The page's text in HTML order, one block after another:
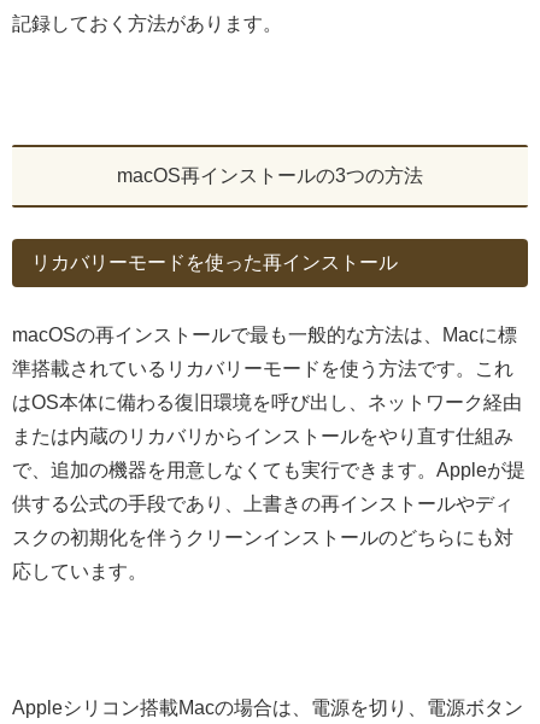
記録しておく方法があります。
macOS再インストールの3つの方法
リカバリーモードを使った再インストール
macOSの再インストールで最も一般的な方法は、Macに標
準搭載されているリカバリーモードを使う方法です。これ
はOS本体に備わる復旧環境を呼び出し、ネットワーク経由
または内蔵のリカバリからインストールをやり直す仕組み
で、追加の機器を用意しなくても実行できます。Appleが提
供する公式の手段であり、上書きの再インストールやディ
スクの初期化を伴うクリーンインストールのどちらにも対
応しています。
Appleシリコン搭載Macの場合は、電源を切り、電源ボタン